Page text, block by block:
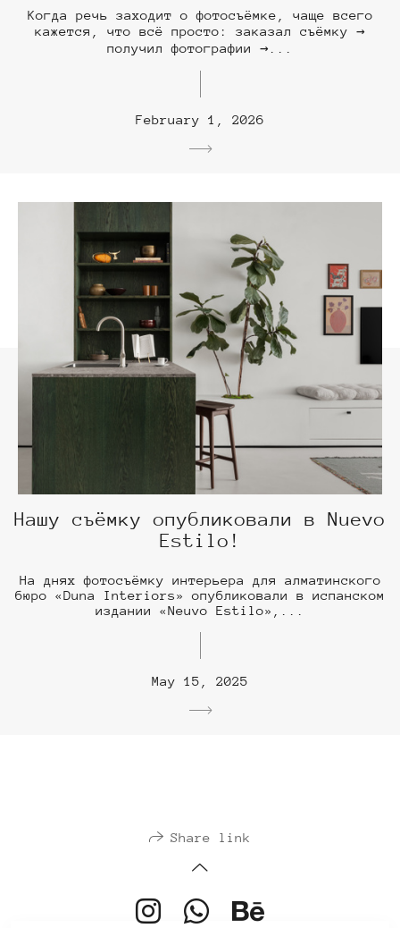
Когда речь заходит о фотосъёмке, чаще всего
кажется, что всё просто: заказал съёмку →
получил фотографии →...
February 1, 2026
Нашу съёмку опубликовали в Nuevo
Estilo!
На днях фотосъёмку интерьера для алматинского
бюро «Duna Interiors» опубликовали в испанском
издании «Neuvo Estilo»,...
May 15, 2025
Share link